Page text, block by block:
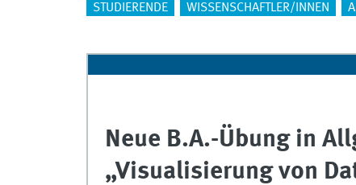
STUDIERENDE WISSENSCHAFTLER/INNEN
Neue B.A.-Übung in
„Visualisierung von